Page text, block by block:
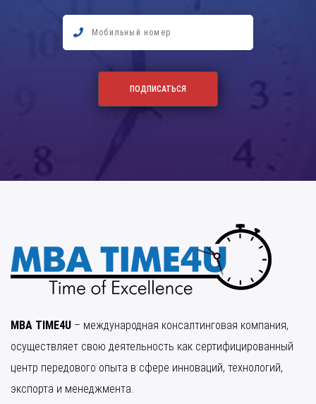
MBA TIME4U – международная консалтинговая компания,
осуществляет свою деятельность как сертифицированный
центр передового опыта в сфере инноваций, технологий,
экспорта и менеджмента.